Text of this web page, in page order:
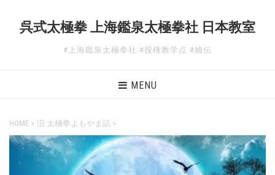
呉式太極拳 上海鑑泉太極拳社 日本教室
#上海鑑泉太極拳社 #授権教学点 #嫡伝
MENU
HOME > 旧 太極拳よもやま話 >